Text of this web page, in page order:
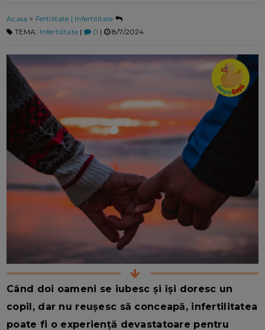
Acasa > Fertilitate | Infertilitate
TEMA: Infertilitate | 0 | 8/7/2024
Când doi oameni se iubesc și își doresc un
copil, dar nu reușesc să conceapă, infertilitatea
poate fi o experiență devastatoare pentru